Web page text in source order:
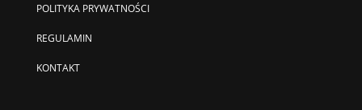
POLITYKA PRYWATNOŚCI
REGULAMIN
KONTAKT